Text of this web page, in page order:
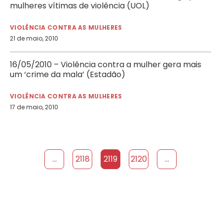
mulheres vítimas de violência (UOL)
VIOLÊNCIA CONTRA AS MULHERES
21 de maio, 2010
16/05/2010 – Violência contra a mulher gera mais
um ‘crime da mala’ (Estadão)
VIOLÊNCIA CONTRA AS MULHERES
17 de maio, 2010
... 2118 2119 2120 ...